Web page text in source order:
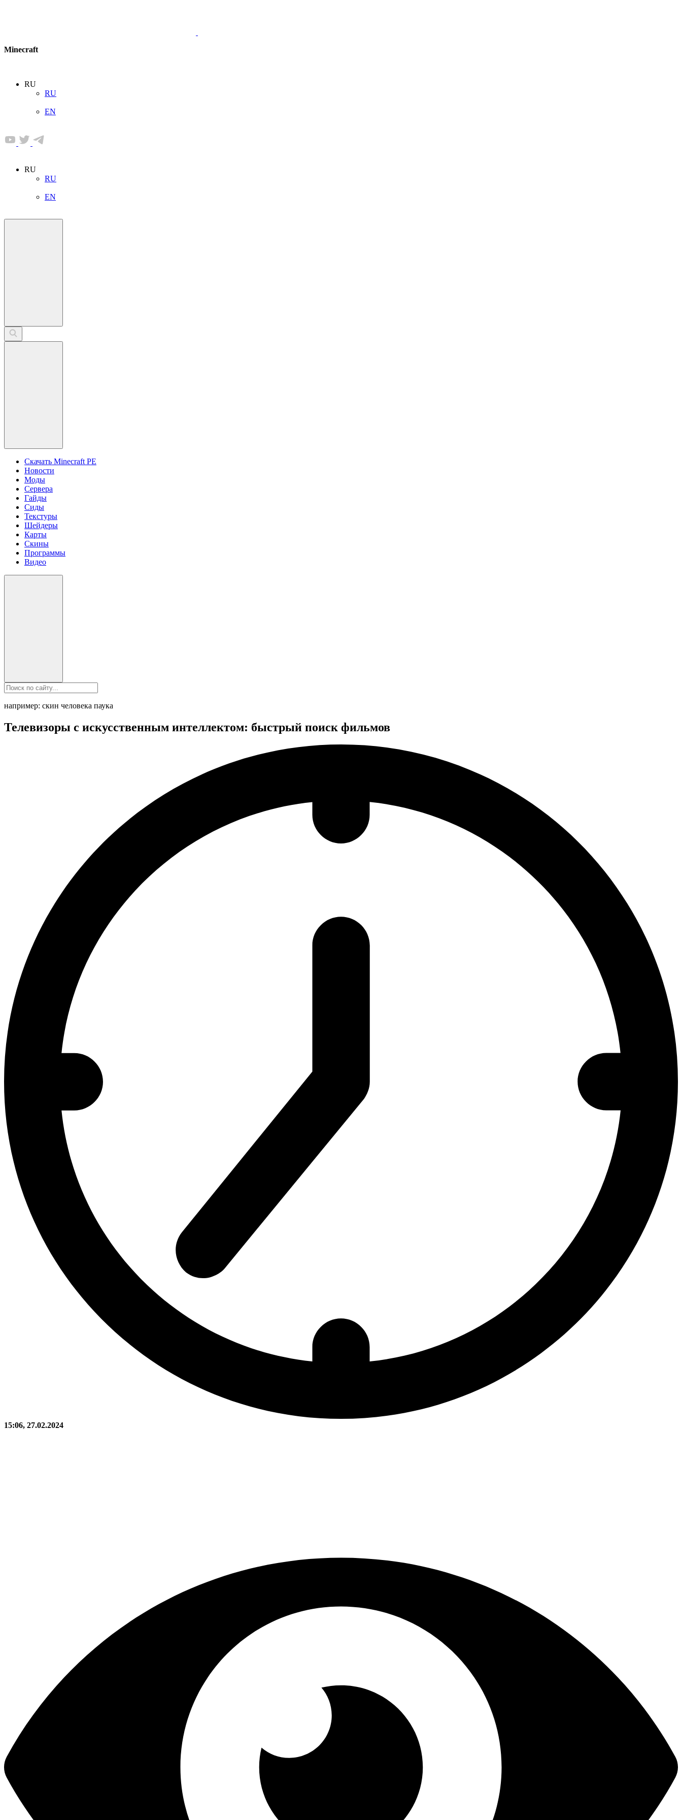
Minecraft
RU
RU
EN
RU
RU
EN
Скачать Minecraft PE
Новости
Моды
Сервера
Гайды
Сиды
Текстуры
Шейдеры
Карты
Скины
Программы
Видео
например: скин человека паука
Телевизоры с искусственным интеллектом: быстрый поиск фильмов
15:06, 27.02.2024